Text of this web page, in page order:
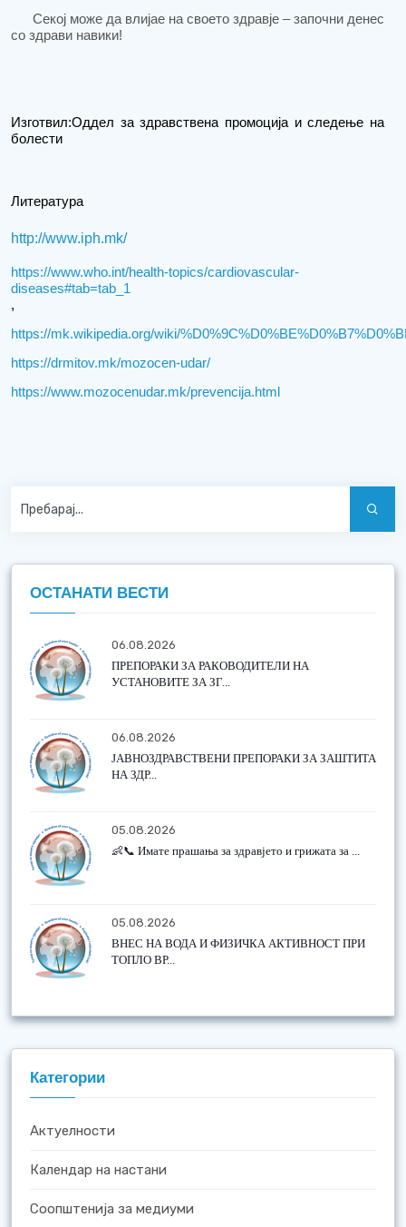
Секој може да влијае на своето здравје – започни денес
со здрави навики!
Изготвил:Оддел за здравствена промоција и следење на
болести
Литература
http://www.iph.mk/
https://www.who.int/health-topics/cardiovascular-
diseases#tab=tab_1
,
https://mk.wikipedia.org/wiki/
https://drmitov.mk/mozocen-udar/
https://www.mozocenudar.mk/prevencija.html
ОСТАНАТИ ВЕСТИ
06.08.2026
ПРЕПОРАКИ ЗА РАКОВОДИТЕЛИ НА
УСТАНОВИТЕ ЗА ЗГ...
06.08.2026
ЈАВНОЗДРАВСТВЕНИ ПРЕПОРАКИ ЗА ЗАШТИТА
НА ЗДР...
05.08.2026
👶📞 Имате прашања за здравјето и грижата за ...
05.08.2026
ВНЕС НА ВОДА И ФИЗИЧКА АКТИВНОСТ ПРИ
ТОПЛО ВР...
Категории
Актуелности
Календар на настани
Соопштенија за медиуми